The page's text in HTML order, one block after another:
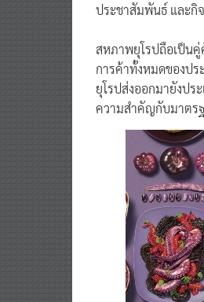
ประชาสัมพันธ์ และกิ
สหภาพยุโรปถือเป็นคู่
การค้าทั้งหมดของป
ยุโรปส่งออกมายังปร
ความสำคัญกับมาตร